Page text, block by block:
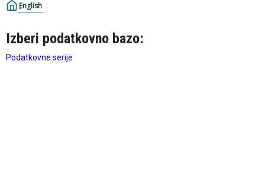
English
Izberi podatkovno bazo:
Podatkovne serije